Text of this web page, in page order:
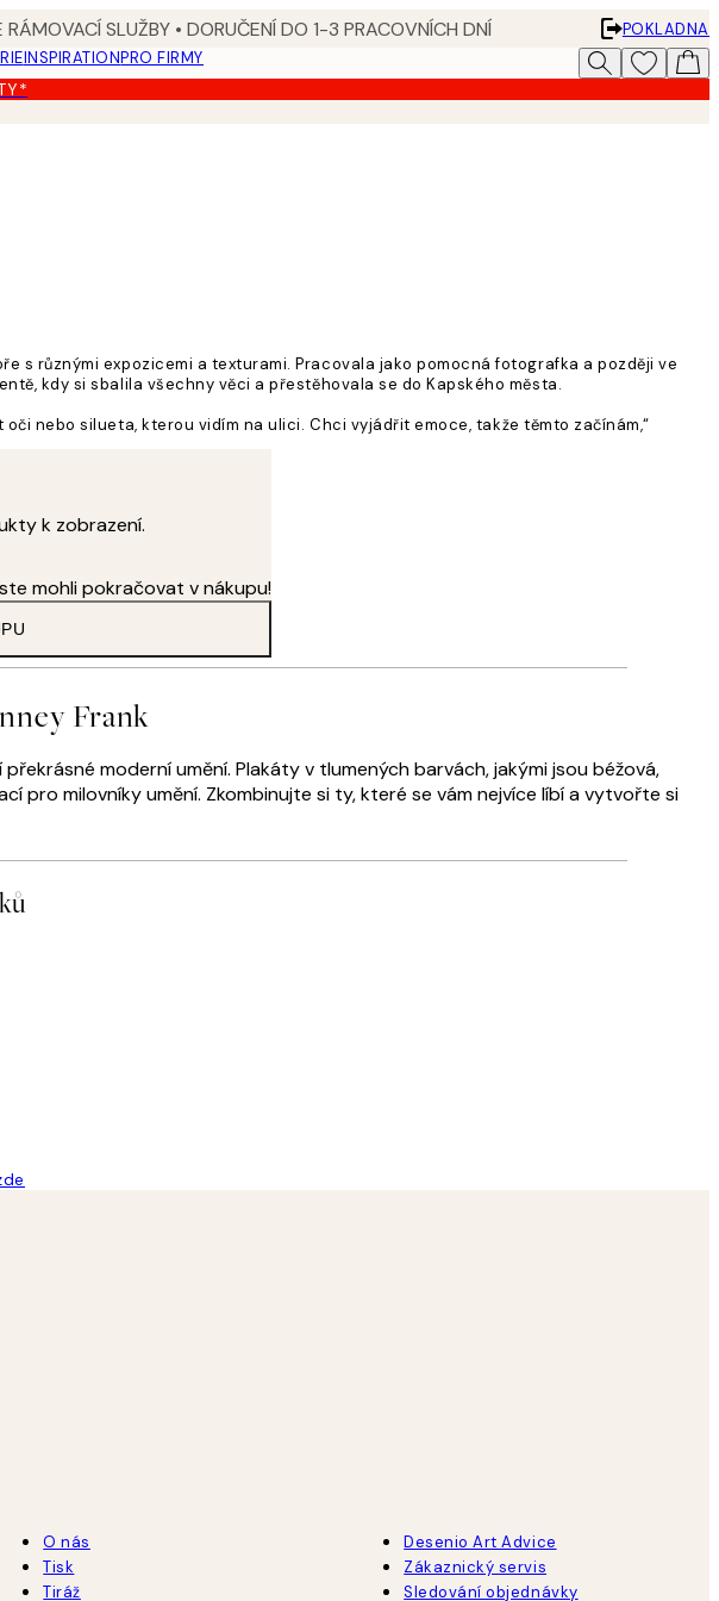
SLUŽBY • DORUČENÍ DO 1-3 PRACOVNÍCH DNÍ
POKLADNA
INSPIRATIONPRO FIRMY
s různými expozicemi a texturami. Pracovala jako pomocná fotografka a později ve
kdy si sbalila všechny věci a přestěhovala se do Kapského města.
nebo silueta, kterou vidím na ulici. Chci vyjádřit emoce, takže těmto začínám,“
se proslavila.
pro mě vždy zdrojem inspirace. Cítím, že v tvorbě se mi daří, odkdy jsem se
k zobrazení.
mohli pokračovat v nákupu!
Frank
moderní umění. Plakáty v tlumených barvách, jakými jsou béžová,
pro milovníky umění. Zkombinujte si ty, které se vám nejvíce líbí a vytvořte si
O nás
Tisk
Tiráž
Desenio Art Advice
Zákaznický servis
Sledování objednávky